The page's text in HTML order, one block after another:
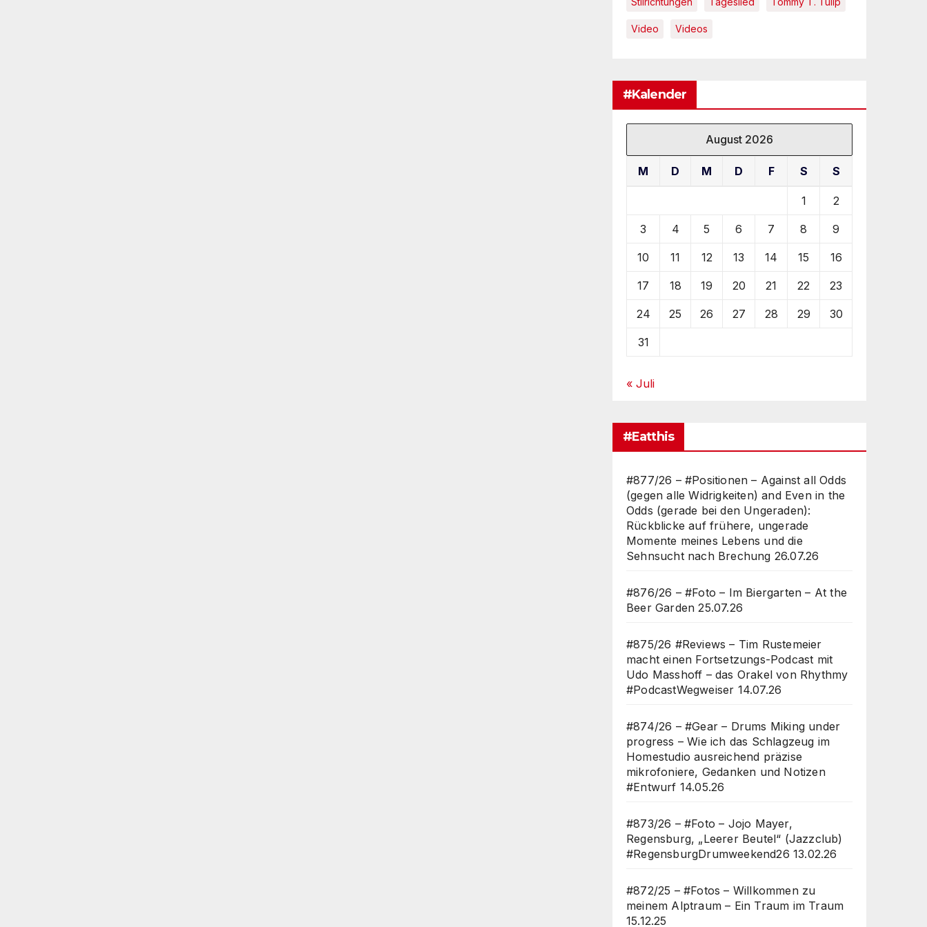
Video Videos
#Kalender
August 2026
M D M D F S S
1 2
3 4 5 6 7 8 9
10 11 12 13 14 15 16
17 18 19 20 21 22 23
24 25 26 27 28 29 30
31
« Juli
#Eatthis
#877/26 – #Positionen – Against all Odds
(gegen alle Widrigkeiten) and Even in the
Odds (gerade bei den Ungeraden):
Rückblicke auf frühere, ungerade
Momente meines Lebens und die
Sehnsucht nach Brechung 26.07.26
#876/26 – #Foto – Im Biergarten – At the
Beer Garden 25.07.26
#875/26 #Reviews – Tim Rustemeier
macht einen Fortsetzungs-Podcast mit
Udo Masshoff – das Orakel von Rhythmy
#PodcastWegweiser 14.07.26
#874/26 – #Gear – Drums Miking under
progress – Wie ich das Schlagzeug im
Homestudio ausreichend präzise
mikrofoniere, Gedanken und Notizen
#Entwurf 14.05.26
#873/26 – #Foto – Jojo Mayer,
Regensburg, „Leerer Beutel“ (Jazzclub)
#RegensburgDrumweekend26 13.02.26
#872/25 – #Fotos – Willkommen zu
meinem Alptraum – Ein Traum im Traum
15.12.25